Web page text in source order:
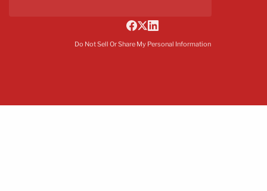
Do Not Sell Or Share My Personal Information